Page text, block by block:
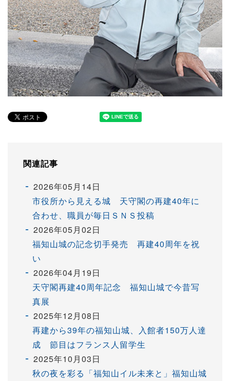
関連記事
2026年05月14日
市役所から見える城 天守閣の再建40年に
合わせ、職員が毎日ＳＮＳ投稿
2026年05月02日
福知山城の記念切手発売 再建40周年を祝
い
2026年04月19日
天守閣再建40周年記念 福知山城で今昔写
真展
2025年12月08日
再建から39年の福知山城、入館者150万人達
成 節目はフランス人留学生
2025年10月03日
秋の夜を彩る「福知山イル未来と」福知山城